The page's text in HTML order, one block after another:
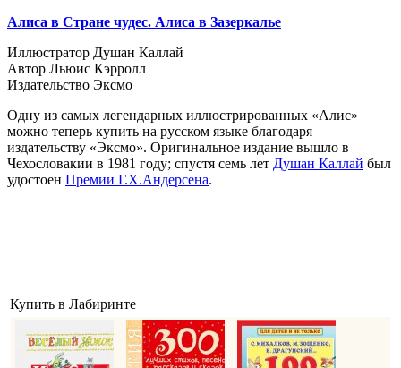
Алиса в Стране чудес. Алиса в Зазеркалье
Иллюстратор Душан Каллай
Автор Льюис Кэрролл
Издательство Эксмо
Одну из самых легендарных иллюстрированных «Алис»
можно теперь купить на русском языке благодаря
издательству «Эксмо». Оригинальное издание вышло в
Чехословакии в 1981 году; спустя семь лет Душан Каллай был
удостоен Премии Г.Х.Андерсена.
Купить в Лабиринте